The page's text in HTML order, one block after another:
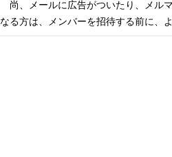
尚、メールに広告がついたり、メル
なる方は、メンバーを招待する前に、